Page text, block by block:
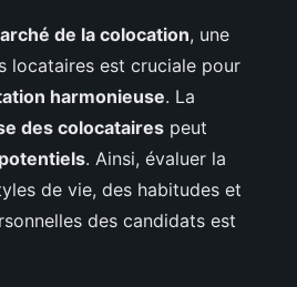
de la colocation, une
locataires est cruciale pour
harmonieuse. La
des colocataires peut
. Ainsi, évaluer la
de vie, des habitudes et
des candidats est